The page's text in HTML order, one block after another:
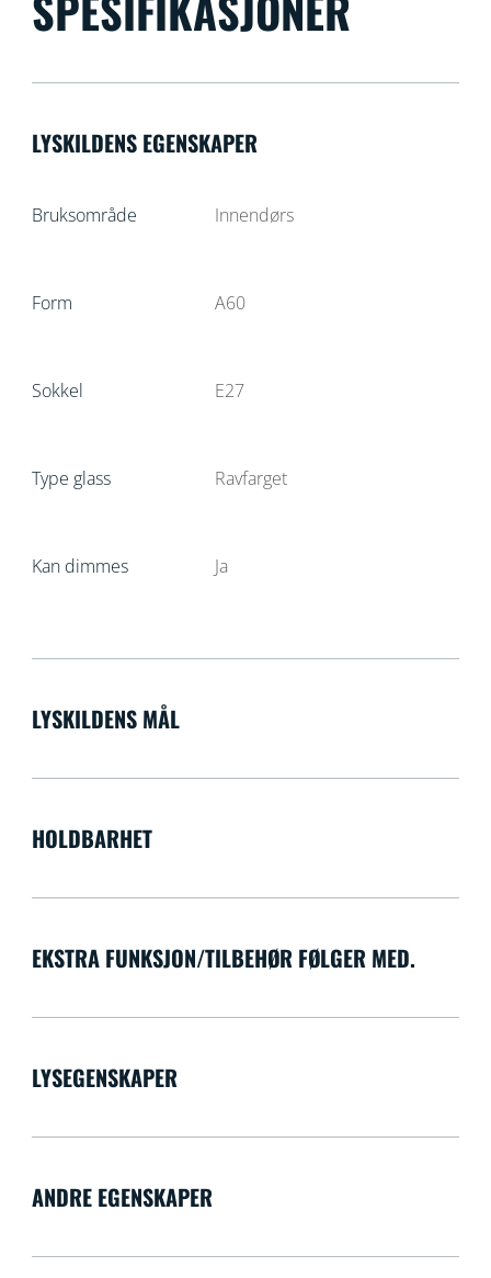
LYSKILDENS EGENSKAPER
Bruksområde Innendørs
Form A60
Sokkel E27
Type glass Ravfarget
Kan dimmes Ja
LYSKILDENS MÅL
HOLDBARHET
EKSTRA FUNKSJON/TILBEHØR FØLGER MED.
LYSEGENSKAPER
ANDRE EGENSKAPER